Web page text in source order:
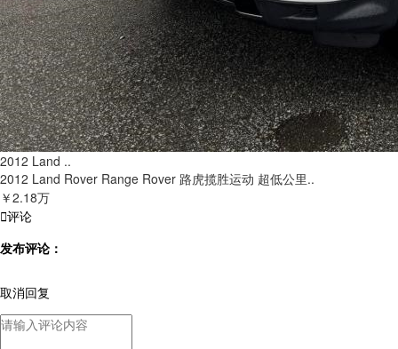
2012 Land ..
2012 Land Rover Range Rover 路虎揽胜运动 超低公里..
￥2.18万
评论
发布评论：
取消回复